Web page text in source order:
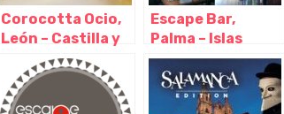
Corocotta Ocio,
León – Castilla y
Escape Bar,
Palma – Islas
Baleares